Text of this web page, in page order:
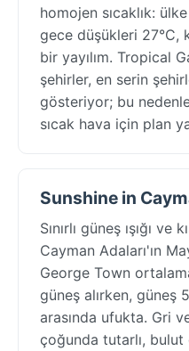
homojen sıcaklık:
gece düşükleri 27°C,
bir yayılım. Tropical
şehirler, en serin
gösteriyor; bu
sıcak hava için plan
Sunshine in
Sınırlı güneş ışığı ve
Cayman Adaları'ın
George Town
güneş alırken, güneş
arasında ufukta. Gri
çoğunda tutarlı,